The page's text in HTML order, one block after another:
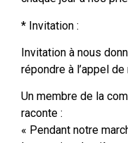
* Invitation :
Invitation à nous
répondre à l’appel
Un membre de la
raconte :
« Pendant notre